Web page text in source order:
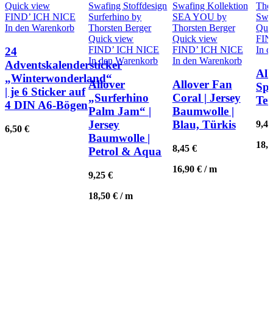
Quick view
FIND’ ICH NICE
In den Warenkorb
24
Adventskalendersticker
„Winterwonderland“
| je 6 Sticker auf
4 DIN A6-Bögen
6,50 €
Quick view
FIND’ ICH NICE
In den Warenkorb
Allover
„Surferhino
Palm Jam“ |
Jersey
Baumwolle |
Petrol & Aqua
9,25€
18,50€ /m
Quick view
FIND’ ICH NICE
In den Warenkorb
Allover Fan
Coral | Jersey
Baumwolle |
Blau, Türkis
8,45 €
16,90 €/m
In